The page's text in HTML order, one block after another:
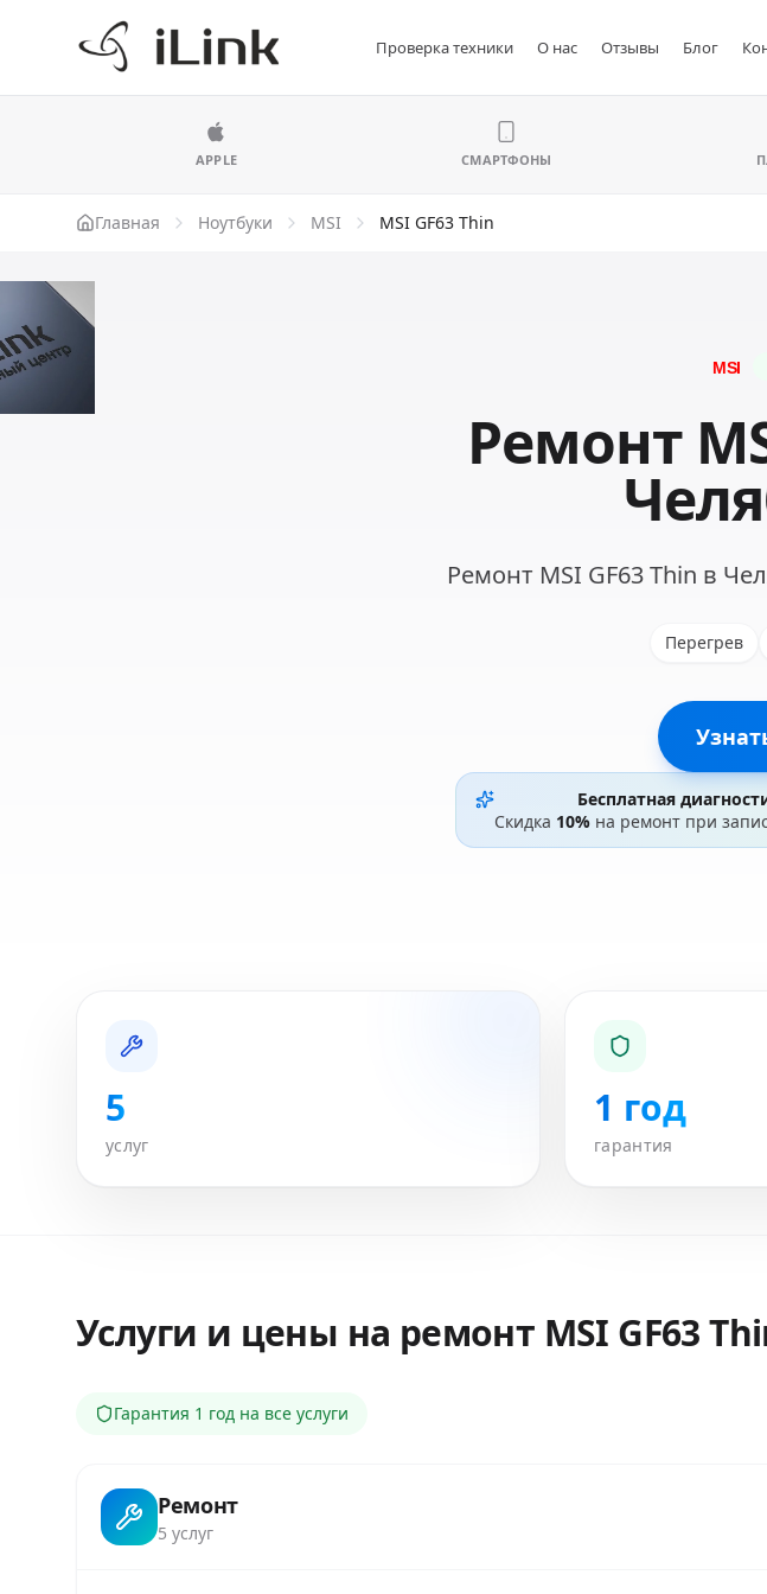
Проверка техники О нас Отзывы Блог
APPLE СМАРТФОНЫ
Главная Ноутбуки MSI MSI GF63 Thin
Ремонт
Ремонт MSI GF63 Thin в
Перегрев
Бесплатная
Скидка 10% на ремонт при
5
услуг
1 год
гарантия
Услуги и цены на ремонт MSI GF63
Гарантия 1 год на все услуги
Ремонт
5 услуг